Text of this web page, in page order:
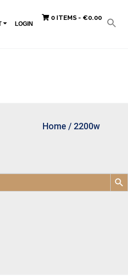
LOGIN
0 ITEMS - €0.00
Home / 2200w